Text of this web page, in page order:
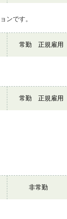
ンです。
常勤 正規雇用
常勤 正規雇用
非常勤